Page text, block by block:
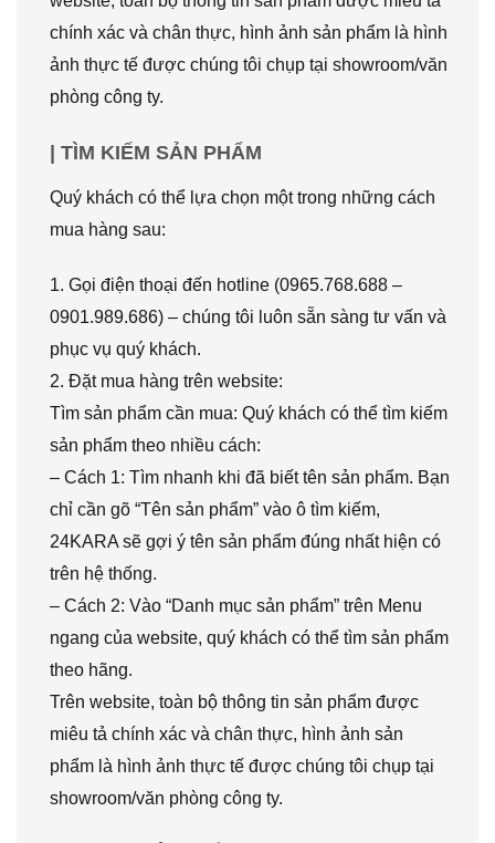
chính xác và chân thực, hình ảnh sản phẩm là hình
ảnh thực tế được chúng tôi chụp tại showroom/văn
phòng công ty.
| TÌM KIẾM SẢN PHẨM
Quý khách có thể lựa chọn một trong những cách
mua hàng sau:
1. Gọi điện thoại đến hotline (0965.768.688 –
0901.989.686) – chúng tôi luôn sẵn sàng tư vấn và
phục vụ quý khách.
2. Đặt mua hàng trên website:
Tìm sản phẩm cần mua: Quý khách có thể tìm kiếm
sản phẩm theo nhiều cách:
– Cách 1: Tìm nhanh khi đã biết tên sản phẩm. Bạn
chỉ cần gõ “Tên sản phẩm” vào ô tìm kiếm,
24KARA sẽ gợi ý tên sản phẩm đúng nhất hiện có
trên hệ thống.
– Cách 2: Vào “Danh mục sản phẩm” trên Menu
ngang của website, quý khách có thể tìm sản phẩm
theo hãng.
Trên website, toàn bộ thông tin sản phẩm được
miêu tả chính xác và chân thực, hình ảnh sản
phẩm là hình ảnh thực tế được chúng tôi chụp tại
showroom/văn phòng công ty.